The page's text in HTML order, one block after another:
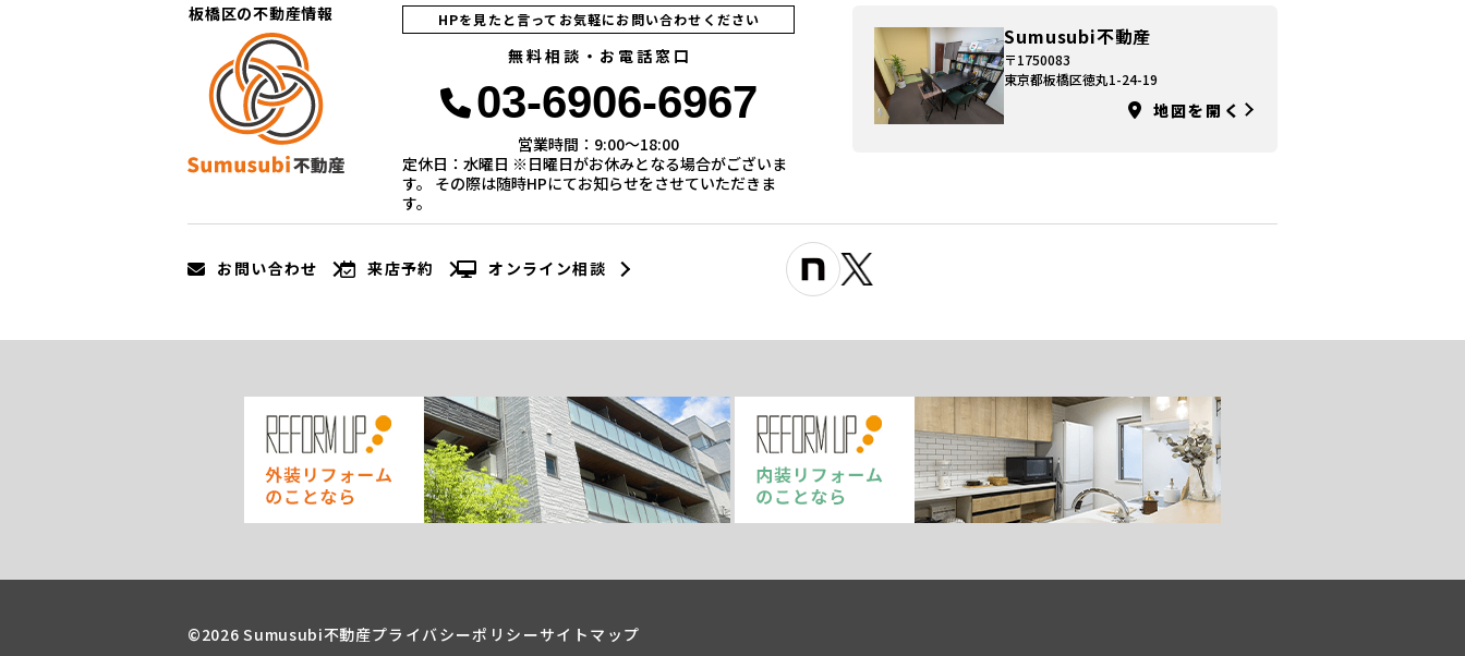
板橋区の不動産情報 HPを見たと言ってお気軽にお問い合わせください
無料相談・お電話窓口
03-6906-6967
営業時間：9:00〜18:00
定休日：水曜日 ※日曜日がお休みとなる場合がございま
す。 その際は随時HPにてお知らせをさせていただきま
す。
Sumusubi不動産
〒1750083
東京都板橋区徳丸1-24-19
地図を開く
お問い合わせ 来店予約 オンライン相談
プライバシーポリシーサイトマップ
©2026 Sumusubi不動産